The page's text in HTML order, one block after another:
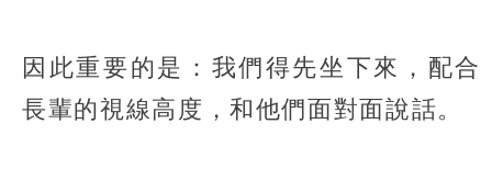
因此重要的是：我們得先坐下來，配合
長輩的視線高度，和他們面對面說話。